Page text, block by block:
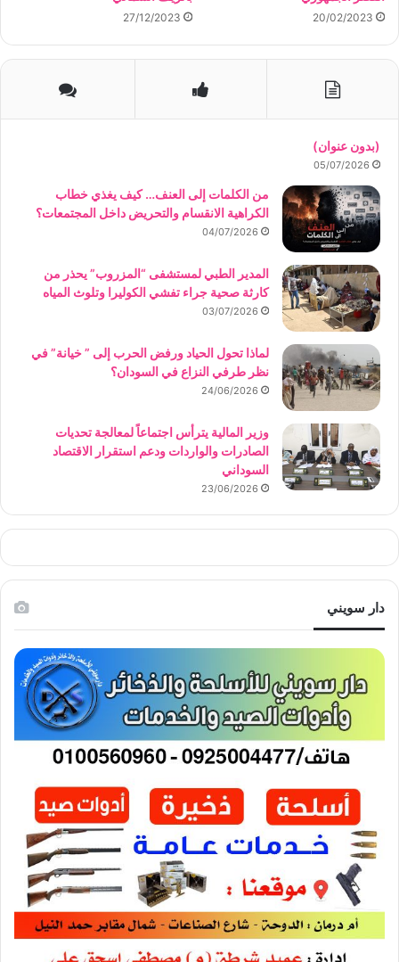
20/02/2023
27/12/2023
(بدون عنوان)
05/07/2026
من الكلمات إلى العنف… كيف يغذي خطاب
الكراهية الانقسام والتحريض داخل المجتمعات؟
04/07/2026
المدير الطبي لمستشفى “المزروب” يحذر من
كارثة صحية جراء تفشي الكوليرا وتلوث المياه
03/07/2026
لماذا تحول الحياد ورفض الحرب إلى ” خيانة” في
نظر طرفي النزاع في السودان؟
24/06/2026
وزير المالية يترأس اجتماعاً لمعالجة تحديات
الصادرات والواردات ودعم استقرار الاقتصاد
السوداني
23/06/2026
دار سويني